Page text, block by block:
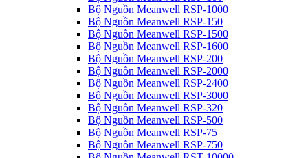
Bộ Nguồn Meanwell RSP-1000
Bộ Nguồn Meanwell RSP-150
Bộ Nguồn Meanwell RSP-1500
Bộ Nguồn Meanwell RSP-1600
Bộ Nguồn Meanwell RSP-200
Bộ Nguồn Meanwell RSP-2000
Bộ Nguồn Meanwell RSP-2400
Bộ Nguồn Meanwell RSP-3000
Bộ Nguồn Meanwell RSP-320
Bộ Nguồn Meanwell RSP-500
Bộ Nguồn Meanwell RSP-75
Bộ Nguồn Meanwell RSP-750